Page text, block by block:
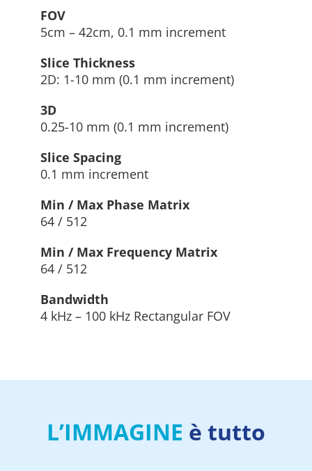
FOV
5cm – 42cm, 0.1 mm increment
Slice Thickness
2D: 1-10 mm (0.1 mm increment)
3D
0.25-10 mm (0.1 mm increment)
Slice Spacing
0.1 mm increment
Min / Max Phase Matrix
64 / 512
Min / Max Frequency Matrix
64 / 512
Bandwidth
4 kHz – 100 kHz Rectangular FOV
L’IMMAGINE è tutto